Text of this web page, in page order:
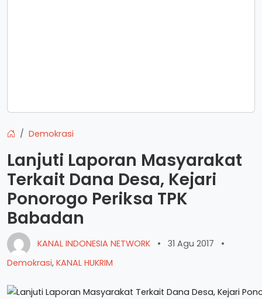
Demokrasi
Lanjuti Laporan Masyarakat
Terkait Dana Desa, Kejari
Ponorogo Periksa TPK
Babadan
KANAL INDONESIA NETWORK • 31 Agu 2017
•
Demokrasi, KANAL HUKRIM